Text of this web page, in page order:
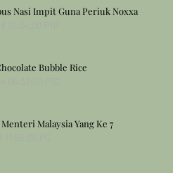
Nasi Impit Guna Periuk Noxxa
Bubble Rice
Malaysia Yang Ke 7